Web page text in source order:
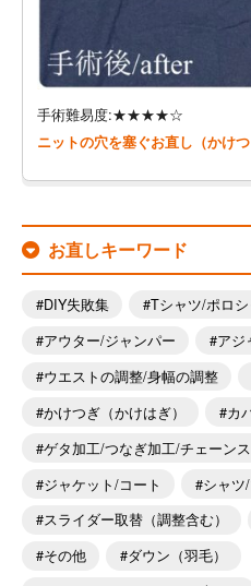
手術難易度:★★★★☆
ニットの穴を塞ぐお直し（かけつ
お直しキーワード
DIY失敗集
Tシャツ/ポロ
アウター/ジャンパー
アジ
ウエストの調整/身幅の調整
かけつぎ（かけはぎ）
カ
ゲタ加工/つなぎ加工/チェーン
ジャケット/コート
シャツ
スライダー取替（調整含む）
その他
ダウン（羽毛）